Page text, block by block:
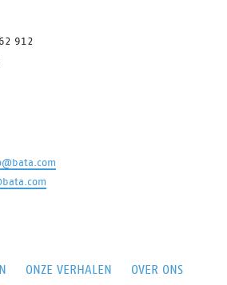
912
ONZE VERHALEN OVER ONS